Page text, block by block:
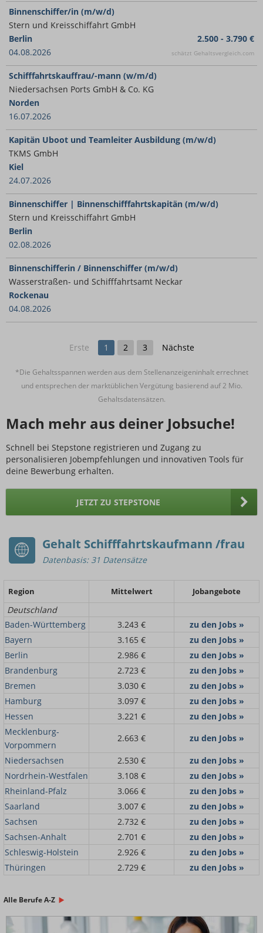
Binnenschiffer/in (m/w/d)
Stern und Kreisschiffahrt GmbH
Berlin
04.08.2026
2.500 - 3.790 €
schätzt Gehaltsvergleich.com
Schifffahrtskauffrau/-mann (w/m/d)
Niedersachsen Ports GmbH & Co. KG
Norden
16.07.2026
Kapitän Uboot und Teamleiter Ausbildung (m/w/d)
TKMS GmbH
Kiel
24.07.2026
Binnenschiffer | Binnenschifffahrtskapitän (m/w/d)
Stern und Kreisschiffahrt GmbH
Berlin
02.08.2026
Binnenschifferin / Binnenschiffer (m/w/d)
Wasserstraßen- und Schifffahrtsamt Neckar
Rockenau
04.08.2026
Erste 1 2 3 Nächste
*Die Gehaltsspannen werden aus dem Stellenanzeigeninhalt errechnet
und entsprechen der marktüblichen Vergütung basierend auf 2 Mio.
Gehaltsdatensätzen.
Mach mehr aus deiner Jobsuche!
Schnell bei Stepstone registrieren und Zugang zu
personalisieren Jobempfehlungen und innovativen Tools für
deine Bewerbung erhalten.
JETZT ZU STEPSTONE
Gehalt Schifffahrtskaufmann /frau
Datenbasis: 31 Datensätze
Region Mittelwert Jobangebote
Deutschland
Baden-Württemberg
3.243 €
zu den Jobs »
Bayern
3.165 €
zu den Jobs »
Berlin
2.986 €
zu den Jobs »
Brandenburg
2.723 €
zu den Jobs »
Bremen
3.030 €
zu den Jobs »
Hamburg
3.097 €
zu den Jobs »
Hessen
3.221 €
zu den Jobs »
Mecklenburg-
Vorpommern
2.663 €
zu den Jobs »
Niedersachsen
2.530 €
zu den Jobs »
Nordrhein-Westfalen
3.108 €
zu den Jobs »
Rheinland-Pfalz
3.066 €
zu den Jobs »
Saarland
3.007 €
zu den Jobs »
Sachsen
2.732 €
zu den Jobs »
Sachsen-Anhalt
2.701 €
zu den Jobs »
Schleswig-Holstein
2.926 €
zu den Jobs »
Thüringen
2.729 € zu den Jobs »
Alle Berufe A-Z